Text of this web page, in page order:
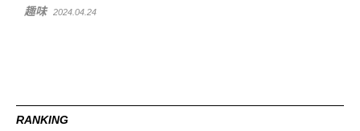
趣味 2024.04.24
RANKING